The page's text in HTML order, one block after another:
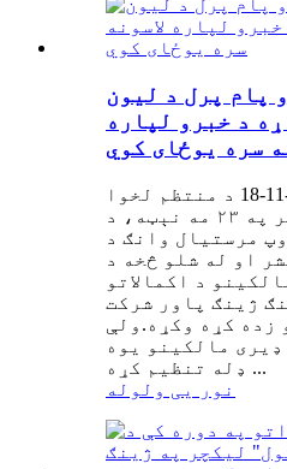
پام پرل د لیون
د خبرو لپاره
سره یوځای کوي
د ۲۰۱۷ کال د اکتوبر په ۲۳ مه نېټه، د
مرستیال وانګ د
او له شلو څخه د
د اکمالاتو
ژینګ پاور شرکت
زده کړه وکړه.ولې
مالکینو یوه
ډله تنظیم کړه ...
نور یی ولوله